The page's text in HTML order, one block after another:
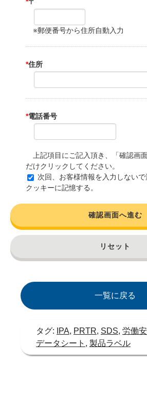
※郵便番号から住所自動入力
*住所
*電話番号
上記項目にご記入頂き、「確認画
だけクリックしてください。
次回、お客様情報を入力しない
クッキーに記憶する。
確認画面へ進む
リセット
一覧に戻る
タグ: IPA, PRTR, SDS, 労働
データシート , 製品ラベル